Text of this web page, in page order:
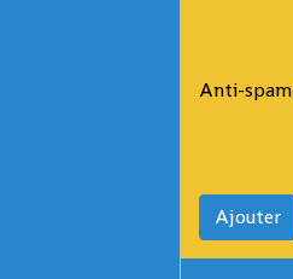
Anti-spam
Ajouter